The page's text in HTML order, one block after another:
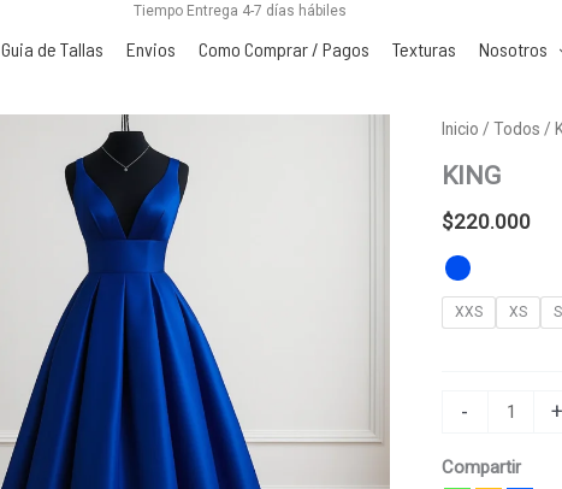
Tiempo Entrega 4-7 días hábiles
Guia de Tallas Envios Como Comprar / Pagos Texturas Nosotros
Inicio / Todos /
KING
$220.000
XXS XS S
-
KING
cantidad
+
Compartir